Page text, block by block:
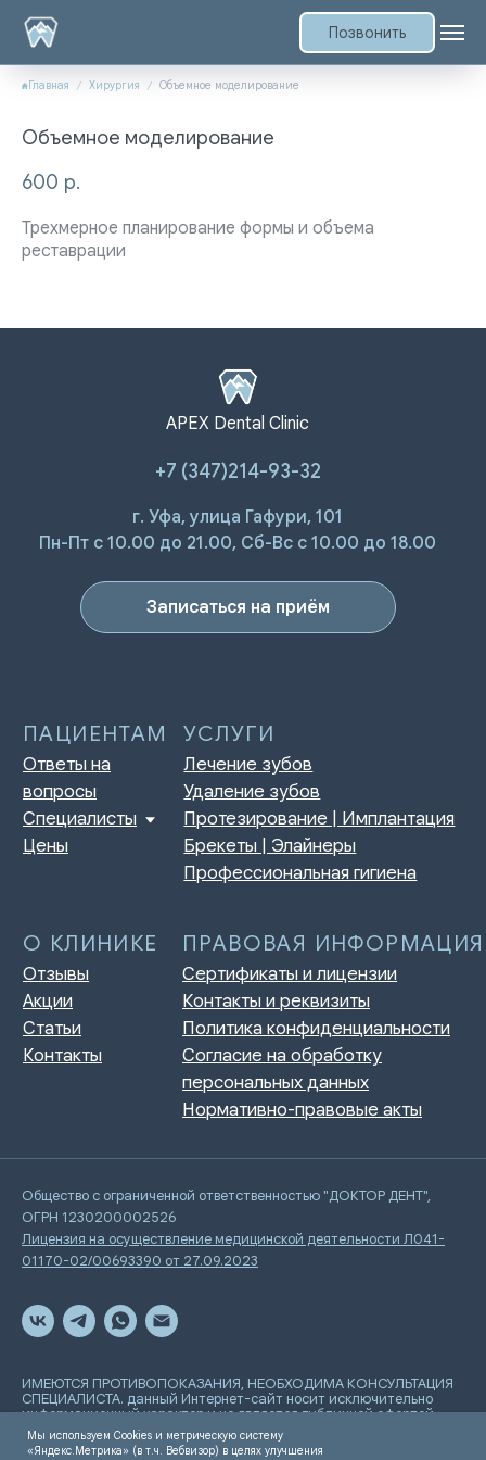
Позвонить
Главная Хирургия Объемное моделирование
Объемное моделирование
600 р.
Трехмерное планирование формы и объема
реставрации
APEX Dental Clinic
+7 (347)214-93-32
г. Уфа, улица Гафури, 101
Пн-Пт с 10.00 до 21.00, Сб-Вс с 10.00 до 18.00
Записаться на приём
Ответы на
Специалисты
УСЛУГИ
Лечение зубов
Протезирование | Имплантация
Брекеты | Элайнеры
Статьи
Контакты
Политика конфиденциальности
Согласие на обработку
персональных данных
Нормативно-правовые акты
Общество с ограниченной ответственностью "ДОКТОР ДЕНТ",
ОГРН 1230200002526
Лицензия на осуществление медицинской деятельности Л041-
01170-02/00693390 от 27.09.2023
ИМЕЮТСЯ ПРОТИВОПОКАЗАНИЯ, НЕОБХОДИМА КОНСУЛЬТАЦИЯ
СПЕЦИАЛИСТА. данный Интернет-сайт носит исключительно
информационный характер и не является публичной офертой,
определяемой положениями Статьи 437 Гражданского
кодекса РФ
Мы используем Cookies и метрическую систему
«Яндекс.Метрика» (в т.ч. Вебвизор) в целях улучшения